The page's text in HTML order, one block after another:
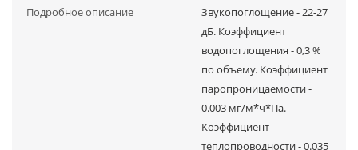
Подробное описание
Звукопоглощение - 22-27
дБ. Коэффициент
водопоглощения - 0,3 %
по объему. Коэффициент
паропроницаемости -
0.003 мг/м*ч*Па.
Коэффициент
теплопроводности - 0.035